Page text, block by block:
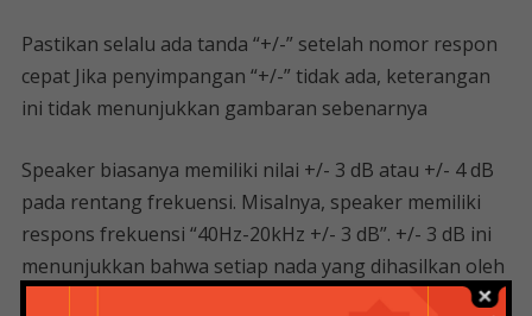
Pastikan selalu ada tanda “+/-” setelah nomor respon
cepat Jika penyimpangan “+/-” tidak ada, keterangan
ini tidak menunjukkan gambaran sebenarnya
Speaker biasanya memiliki nilai +/- 3 dB atau +/- 4 dB
pada rentang frekuensi. Misalnya, speaker memiliki
respons frekuensi “40Hz-20kHz +/- 3 dB”. +/- 3 dB ini
menunjukkan bahwa setiap nada yang dihasilkan oleh
speaker akan berada dalam jarak 3 dB dari suara lain